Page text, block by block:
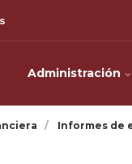
Administración
Informes de